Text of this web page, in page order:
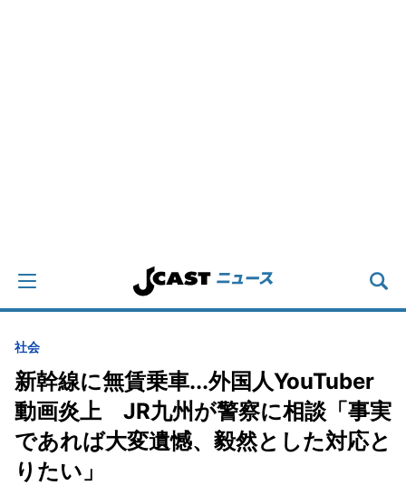
社会
新幹線に無賃乗車...外国人YouTuber
動画炎上 JR九州が警察に相談「事実
であれば大変遺憾、毅然とした対応と
りたい」